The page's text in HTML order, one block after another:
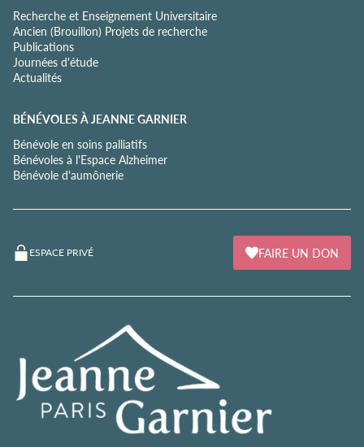
Recherche et Enseignement Universitaire
Ancien (Brouillon) Projets de recherche
Publications
Journées d'étude
Actualités
BÉNÉVOLES À JEANNE GARNIER
Bénévole en soins palliatifs
Bénévoles à l'Espace Alzheimer
Bénévole d'aumônerie
ESPACE PRIVÉ FAIRE UN DON